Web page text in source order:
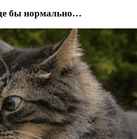
бы нормально…